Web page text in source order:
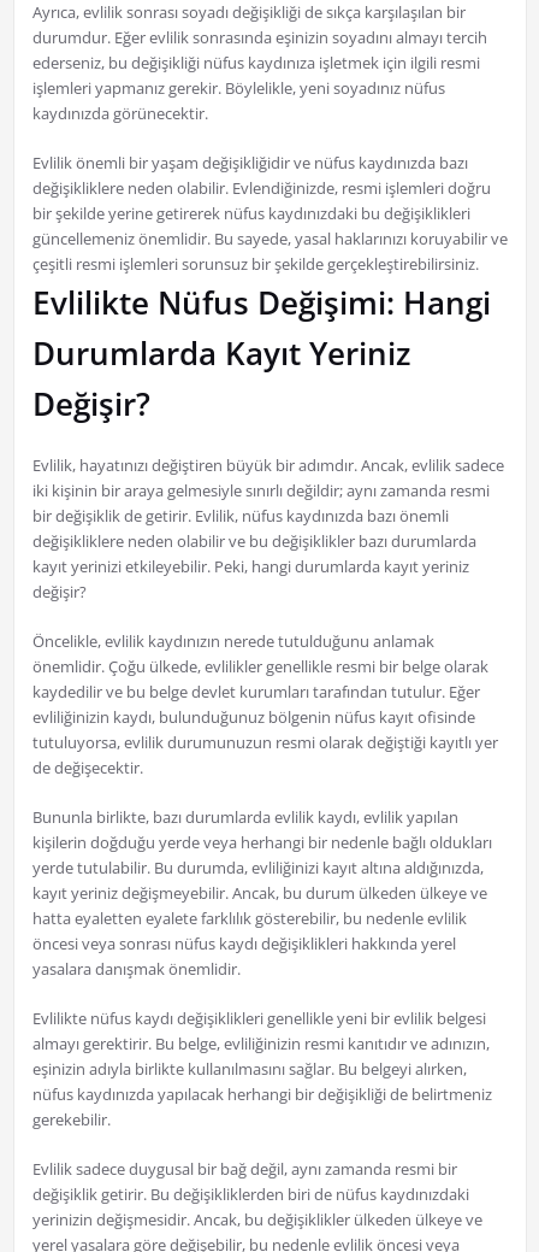
Ayrıca, evlilik sonrası soyadı değişikliği de sıkça karşılaşılan bir
durumdur. Eğer evlilik sonrasında eşinizin soyadını almayı tercih
ederseniz, bu değişikliği nüfus kaydınıza işletmek için ilgili resmi
işlemleri yapmanız gerekir. Böylelikle, yeni soyadınız nüfus
kaydınızda görünecektir.
Evlilik önemli bir yaşam değişikliğidir ve nüfus kaydınızda bazı
değişikliklere neden olabilir. Evlendiğinizde, resmi işlemleri doğru
bir şekilde yerine getirerek nüfus kaydınızdaki bu değişiklikleri
güncellemeniz önemlidir. Bu sayede, yasal haklarınızı koruyabilir ve
çeşitli resmi işlemleri sorunsuz bir şekilde gerçekleştirebilirsiniz.
Evlilikte Nüfus Değişimi: Hangi
Durumlarda Kayıt Yeriniz
Değişir?
Evlilik, hayatınızı değiştiren büyük bir adımdır. Ancak, evlilik sadece
iki kişinin bir araya gelmesiyle sınırlı değildir; aynı zamanda resmi
bir değişiklik de getirir. Evlilik, nüfus kaydınızda bazı önemli
değişikliklere neden olabilir ve bu değişiklikler bazı durumlarda
kayıt yerinizi etkileyebilir. Peki, hangi durumlarda kayıt yeriniz
değişir?
Öncelikle, evlilik kaydınızın nerede tutulduğunu anlamak
önemlidir. Çoğu ülkede, evlilikler genellikle resmi bir belge olarak
kaydedilir ve bu belge devlet kurumları tarafından tutulur. Eğer
evliliğinizin kaydı, bulunduğunuz bölgenin nüfus kayıt ofisinde
tutuluyorsa, evlilik durumunuzun resmi olarak değiştiği kayıtlı yer
de değişecektir.
Bununla birlikte, bazı durumlarda evlilik kaydı, evlilik yapılan
kişilerin doğduğu yerde veya herhangi bir nedenle bağlı oldukları
yerde tutulabilir. Bu durumda, evliliğinizi kayıt altına aldığınızda,
kayıt yeriniz değişmeyebilir. Ancak, bu durum ülkeden ülkeye ve
hatta eyaletten eyalete farklılık gösterebilir, bu nedenle evlilik
öncesi veya sonrası nüfus kaydı değişiklikleri hakkında yerel
yasalara danışmak önemlidir.
Evlilikte nüfus kaydı değişiklikleri genellikle yeni bir evlilik belgesi
almayı gerektirir. Bu belge, evliliğinizin resmi kanıtıdır ve adınızın,
eşinizin adıyla birlikte kullanılmasını sağlar. Bu belgeyi alırken,
nüfus kaydınızda yapılacak herhangi bir değişikliği de belirtmeniz
gerekebilir.
Evlilik sadece duygusal bir bağ değil, aynı zamanda resmi bir
değişiklik getirir. Bu değişikliklerden biri de nüfus kaydınızdaki
yerinizin değişmesidir. Ancak, bu değişiklikler ülkeden ülkeye ve
yerel yasalara göre değişebilir, bu nedenle evlilik öncesi veya